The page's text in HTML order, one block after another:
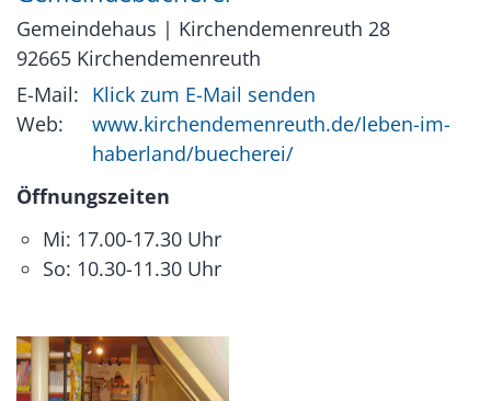
Gemeindehaus | Kirchendemenreuth 28
92665 Kirchendemenreuth
E-Mail: Klick zum E-Mail senden
Web:
www.kirchendemenreuth.de/leben-im-
haberland/buecherei/
Öffnungszeiten
Mi: 17.00-17.30 Uhr
So: 10.30-11.30 Uhr